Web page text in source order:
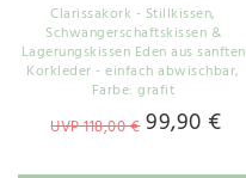
Clarissakork - Stillkissen,
Schwangerschaftskissen &
Lagerungskissen Eden aus sanften
Korkleder - einfach abwischbar,
Farbe: grafit
UVP 118,00 € 99,90 €